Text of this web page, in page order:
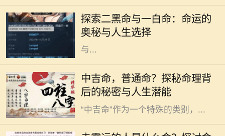
探索二黑命与一白命：命运的
奥秘与人生选择
与其出生时的八字密切相关。而在这
些八字中，尤其是二黑命和一白命这
两种命理类型，常常引起人们的关注
与...
中吉命，普通命？探秘命理背
后的秘密与人生潜能
在中国传统命理学中，人们常常将自
己的命运与生辰八字联系在一起，其
中“吉”和“凶”是最为常见的分类。而
“中吉命”作为一个特殊的类别，...
在我们的生活中，总会遇到一些人，
他们似乎总是与霉运相伴，无论是事